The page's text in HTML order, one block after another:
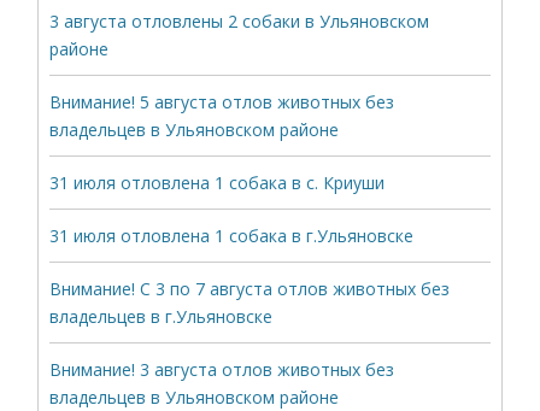
3 августа отловлены 2 собаки в Ульяновском
районе
Внимание! 5 августа отлов животных без
владельцев в Ульяновском районе
31 июля отловлена 1 собака в с. Криуши
31 июля отловлена 1 собака в г.Ульяновске
Внимание! С 3 по 7 августа отлов животных без
владельцев в г.Ульяновске
Внимание! 3 августа отлов животных без
владельцев в Ульяновском районе